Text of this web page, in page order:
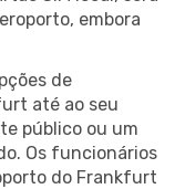
embora
de
até ao seu
público ou um
Os funcionários
do Frankfurt